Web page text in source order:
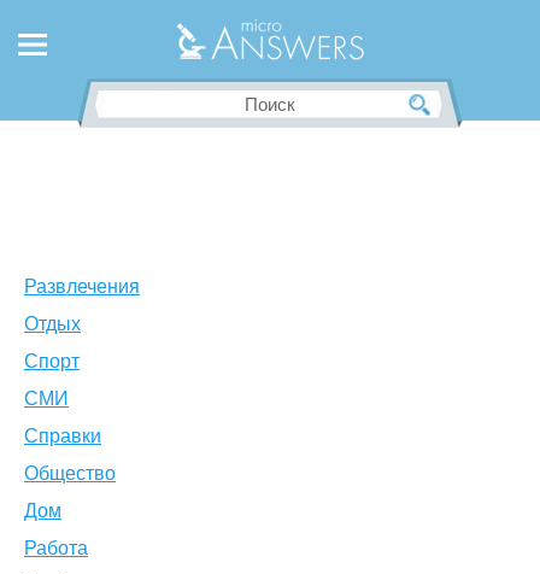
Развлечения
Отдых
Спорт
СМИ
Справки
Общество
Дом
Работа